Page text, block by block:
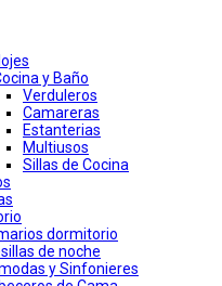
y Baño
Verduleros
Camareras
Estanterias
Multiusos
Sillas de Cocina
dormitorio
de noche
y Sinfonieres